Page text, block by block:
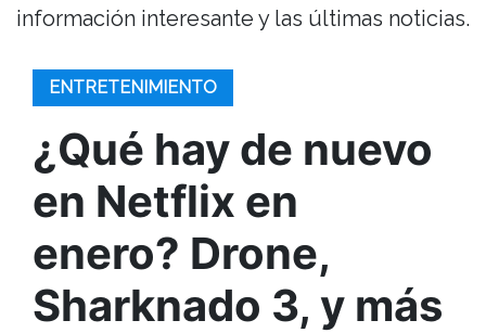
información interesante y las últimas noticias.
ENTRETENIMIENTO
¿Qué hay de nuevo
en Netflix en
enero? Drone,
Sharknado 3, y más